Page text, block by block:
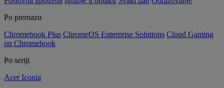
Po premazu
Chromebook Plus ChromeOS Enterprise Solutions Cloud Gaming
on Chromebook
Po seriji
Acer Iconia